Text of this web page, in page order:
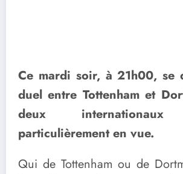
Ce mardi soir, à 21h00, se
duel entre Tottenham et
deux internationaux
particulièrement en vue.
Qui de Tottenham ou de